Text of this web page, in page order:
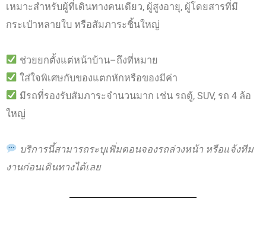
เหมาะสำหรับผู้ที่เดินทางคนเดียว, ผู้สูงอายุ, ผู้โดยสารที่มี
กระเป๋าหลายใบ หรือสัมภาระชิ้นใหญ่
ช่วยยกตั้งแต่หน้าบ้าน–ถึงที่หมาย
ใส่ใจพิเศษกับของแตกหักหรือของมีค่า
มีรถที่รองรับสัมภาระจำนวนมาก เช่น รถตู้, SUV, รถ 4 ล้อ
ใหญ่
บริการนี้สามารถระบุเพิ่มตอนจองรถล่วงหน้า หรือแจ้งทีม
งานก่อนเดินทางได้เลย